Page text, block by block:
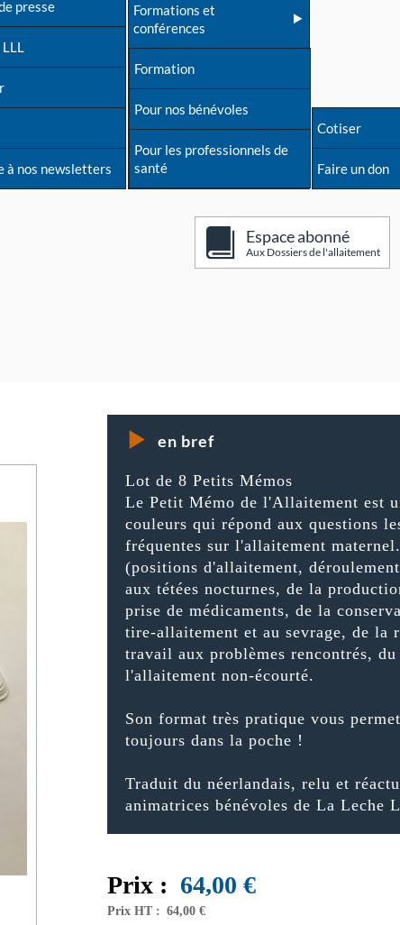
presse
à nos newsletters
Formations et
conférences
Formation
Pour nos bénévoles
Pour les professionnels de
santé
Cotiser
Faire un don
Espace abonné
Aux Dossiers de l'allaitement
en bref
Lot de 8 Petits Mémos
Le Petit Mémo de l'Allaitement est
couleurs qui répond aux questions
fréquentes sur l'allaitement
(positions d'allaitement,
aux tétées nocturnes, de la
prise de médicaments, de la
tire-allaitement et au sevrage, de la
travail aux problèmes rencontrés, du
l'allaitement non-écourté.
Son format très pratique vous
toujours dans la poche !
Traduit du néerlandais, relu et
animatrices bénévoles de La Leche
Prix : 64,00 €
Prix HT : 64,00 €